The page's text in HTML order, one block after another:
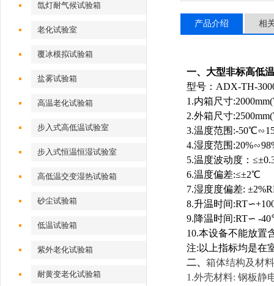
氙灯耐气候试验箱
老化试验室
覆冰模拟试验箱
盐雾试验箱
高温老化试验箱
步入式高低温试验室
步入式恒温恒湿试验室
高低温交变湿热试验箱
砂尘试验箱
低温试验箱
紫外老化试验箱
耐黄变老化试验箱
产品介绍 相
一、 大型非标高低
型号： ADX-TH-
1.内箱尺寸
2.外箱尺寸
3.温度范围 :-50℃∽
4.湿度范围 :20%∽
5.温度波动度： ≤±
6.温度偏差:≤±2℃
7.湿度度偏差: ±
8.升温时间:RT∽
9.降温时间:RT∽ -40
10.本设备不能放置
注: 以上指标均是在
二、 箱体结构及材料
1.外壳材料: 钢板静